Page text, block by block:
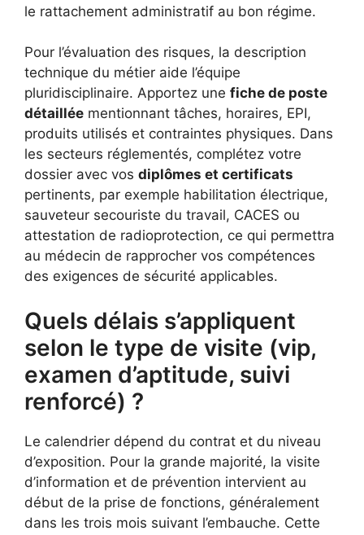
le rattachement administratif au bon régime.
Pour l’évaluation des risques, la description
technique du métier aide l’équipe
pluridisciplinaire. Apportez une fiche de poste
détaillée mentionnant tâches, horaires, EPI,
produits utilisés et contraintes physiques. Dans
les secteurs réglementés, complétez votre
dossier avec vos diplômes et certificats
pertinents, par exemple habilitation électrique,
sauveteur secouriste du travail, CACES ou
attestation de radioprotection, ce qui permettra
au médecin de rapprocher vos compétences
des exigences de sécurité applicables.
Quels délais s’appliquent
selon le type de visite (vip,
examen d’aptitude, suivi
renforcé) ?
Le calendrier dépend du contrat et du niveau
d’exposition. Pour la grande majorité, la visite
d’information et de prévention intervient au
début de la prise de fonctions, généralement
dans les trois mois suivant l’embauche. Cette